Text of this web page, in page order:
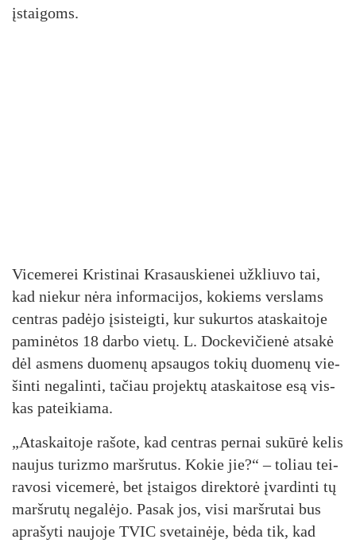
įstai­goms.
Vi­ce­me­rei Kris­ti­nai Kra­saus­kie­nei už­kliu­vo tai,
kad nie­kur nė­ra in­for­ma­ci­jos, ko­kiems vers­lams
cent­ras pa­dė­jo įsi­steig­ti, kur su­kur­tos ata­skai­to­je
pa­mi­nė­tos 18 dar­bo vie­tų. L. Doc­ke­vi­čie­nė at­sa­kė
dėl as­mens duo­me­nų ap­sau­gos to­kių duo­me­nų vie­
šin­ti ne­ga­lin­ti, ta­čiau pro­jek­tų ata­skai­to­se esą vis­
kas pa­tei­kia­ma.
„Atas­kai­to­je ra­šo­te, kad cent­ras per­nai su­kū­rė ke­lis
nau­jus tu­riz­mo marš­ru­tus. Ko­kie jie?“ – to­liau tei­
ra­vo­si vi­ce­me­rė, bet įstai­gos di­rek­to­rė įvar­din­ti tų
marš­ru­tų ne­ga­lė­jo. Pa­sak jos, vi­si marš­ru­tai bus
ap­ra­šy­ti nau­jo­je TVIC sve­tai­nė­je, bė­da tik, kad